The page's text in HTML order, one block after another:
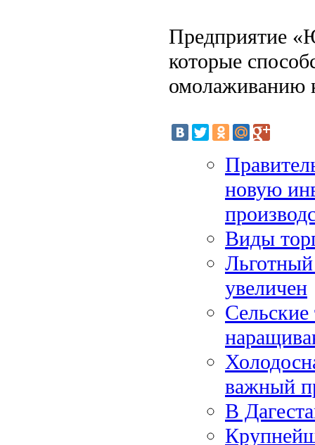
Предприятие
которые
омолаживанию
новую
Виды
Льготный
увеличен
важный
В